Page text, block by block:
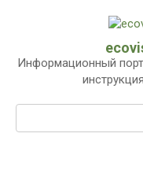
Информационный